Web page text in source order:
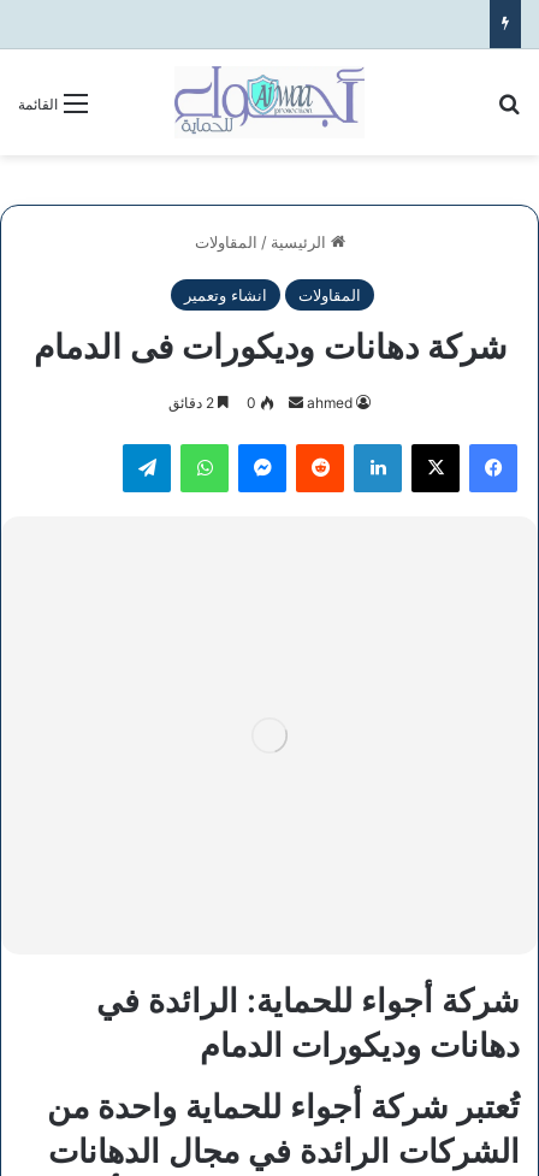
القائمة
الرئيسية / المقاولات
المقاولات انشاء وتعمير
شركة دهانات وديكورات فى الدمام
ahmed
أرسل
إلكترونيا
0
فيسبوك ‫X لينكدإن ماسنجر واتساب تيلقرام
شركة أجواء للحماية: الرائدة في
دهانات وديكورات الدمام
تُعتبر شركة أجواء للحماية واحدة من
الشركات الرائدة في مجال الدهانات